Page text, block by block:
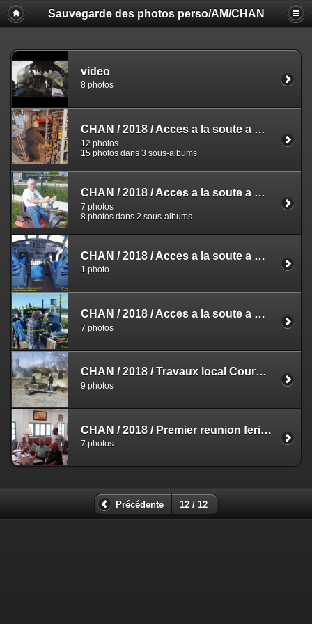
Sauvegarde des photos perso/AM/CHAN
video
8 photos
CHAN /2018 /Acces a la soute a Bombes
12 photos
15 photos dans 3 sous-albums
CHAN /2018 /Acces a la soute a Bombes
7 photos
8 photos dans 2 sous-albums
CHAN /2018 /Acces a la soute a Bombes
1 photo
CHAN /2018 /Acces a la soute a Bombes
7 photos
CHAN /2018 /Travaux local Courbessac Fevrier 2018
9 photos
CHAN /2018 / Premier reunion feria 2018
7 photos
Précédente 12 / 12